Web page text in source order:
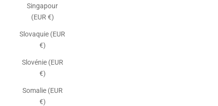
Singapour
(EUR €)
Slovaquie (EUR
€)
Slovénie (EUR
€)
Somalie (EUR
€)